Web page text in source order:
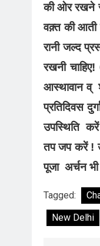
की ओर रखने से
वक़्त की आती
रानी जल्द
रखनी
आस्थावान व्
प्रतिदिवस
उपस्थिति करें
तप जप करें !
पूजा अर्चन
Tagged:
New Delhi